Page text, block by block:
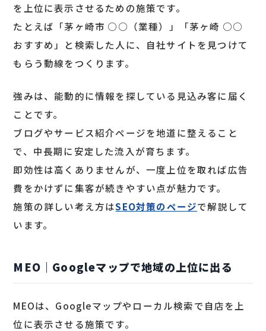
を上位に表示させるための施策です。
たとえば「茅ヶ崎市 ○○（業種）」「茅ヶ崎 ○○
おすすめ」と検索した人に、自社サイトを見つけて
もらう動線をつくります。
強みは、能動的に情報を探している見込み客に届く
ことです。
ブログやサービス紹介ページを地道に整えること
で、中長期に安定した流入が育ちます。
即効性は高くありませんが、一度上位を取れば広告
費をかけずに集客が続きやすい点が魅力です。
施策の詳しい考え方はSEO対策のページで解説して
います。
MEO｜Googleマップで地域の上位に出る
MEOは、Googleマップやローカル検索で自店を上
位に表示させる施策です。